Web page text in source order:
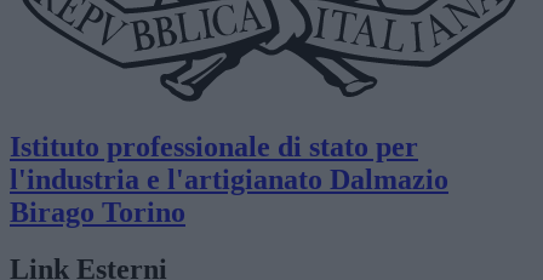
Istituto professionale di stato per
l'industria e l'artigianato Dalmazio
Birago Torino
Link Esterni